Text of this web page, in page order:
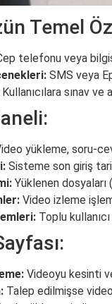
Temel
telefonu veya
SMS veya
Kullanıcılara sınav ve
yükleme, soru-
Sisteme son giriş
Yüklenen dosyaları
Video izleme
Toplu
Videoyu kesinti
Talep edilmişse